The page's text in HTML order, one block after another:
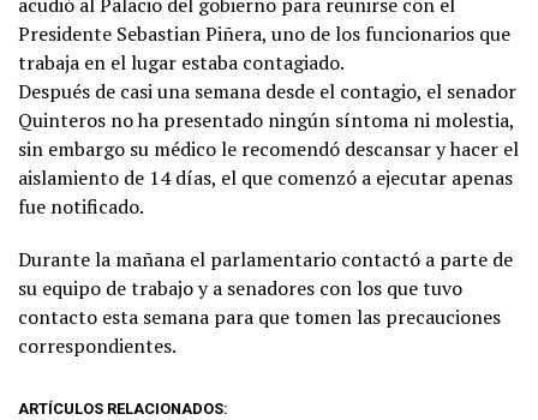
Presidente Sebastian Piñera, uno de los funcionarios que
trabaja en el lugar estaba contagiado.
Después de casi una semana desde el contagio, el senador
Quinteros no ha presentado ningún síntoma ni molestia,
sin embargo su médico le recomendó descansar y hacer el
aislamiento de 14 días, el que comenzó a ejecutar apenas
fue notificado.
Durante la mañana el parlamentario contactó a parte de
su equipo de trabajo y a senadores con los que tuvo
contacto esta semana para que tomen las precauciones
correspondientes.
ARTÍCULOS RELACIONADOS: